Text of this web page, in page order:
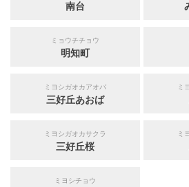
南台
ミョウチチョウ
明知町
ミヨシガオカアオバ
三好丘あおば
ミ
ミヨシガオカサクラ
三好丘桜
ミ
ミヨシチョウ